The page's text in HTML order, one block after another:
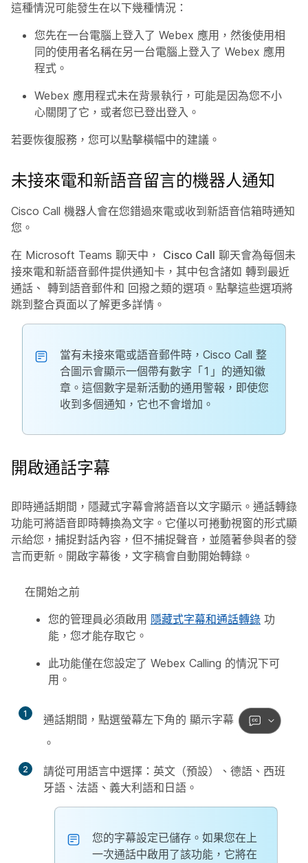
這種情況可能發生在以下幾種情況：
您先在一台電腦上登入了 Webex 應用，然後使用相
同的使用者名稱在另一台電腦上登入了 Webex 應用
程式。
Webex 應用程式未在背景執行，可能是因為您不小
心關閉了它，或者您已登出登入。
若要恢復服務，您可以點擊橫幅中的建議。
未接來電和新語音留言的機器人通知
Cisco Call 機器人會在您錯過來電或收到新語音信箱時通知
您。
在 Microsoft Teams 聊天中， Cisco Call 聊天會為每個未
接來電和新語音郵件提供通知卡，其中包含諸如 轉到最近
通話 、 轉到語音郵件和 回撥之類的選項。點擊這些選項將
跳到整合頁面以了解更多詳情。
當有未接來電或語音郵件時，Cisco Call 整
合圖示會顯示一個帶有數字「1」的通知徽
章。這個數字是新活動的通用警報，即使您
收到多個通知，它也不會增加。
開啟通話字幕
即時通話期間，隱藏式字幕會將語音以文字顯示。通話轉錄
功能可將語音即時轉換為文字。它僅以可捲動視窗的形式顯
示給您，捕捉對話內容，但不捕捉聲音，並隨著參與者的發
言而更新。開啟字幕後，文字稿會自動開始轉錄。
在開始之前
您的管理員必須啟用 隱藏式字幕和通話轉錄 功
能，您才能存取它。
此功能僅在您設定了 Webex Calling 的情況下可
用。
1 通話期間，點選螢幕左下角的 顯示字幕
。
2
請從可用語言中選擇：英文（預設）、德語、西班
牙語、法語、義大利語和日語。
您的字幕設定已儲存。如果您在上
一次通話中啟用了該功能，它將在